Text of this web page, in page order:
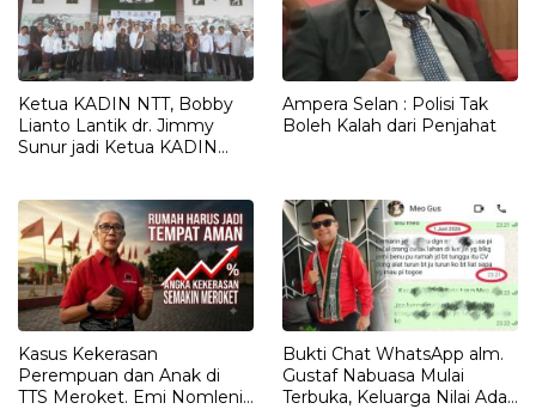
Ketua KADIN NTT, Bobby
Lianto Lantik dr. Jimmy
Sunur jadi Ketua KADIN
Ampera Selan : Polisi Tak
Boleh Kalah dari Penjahat
Kasus Kekerasan
Perempuan dan Anak di
TTS Meroket. Emi Nomleni :
Bukti Chat WhatsApp alm.
Gustaf Nabuasa Mulai
Terbuka, Keluarga Nilai Ada